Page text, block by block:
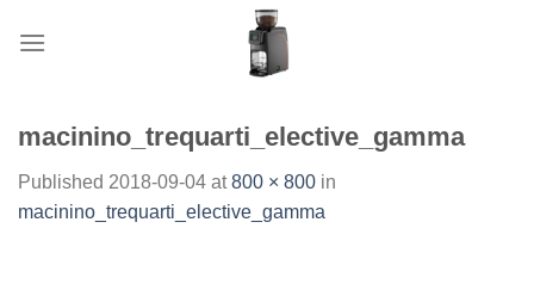
macinino_trequarti_elective_gamma
Published 2018-09-04 at800 × 800 in
macinino_trequarti_elective_gamma